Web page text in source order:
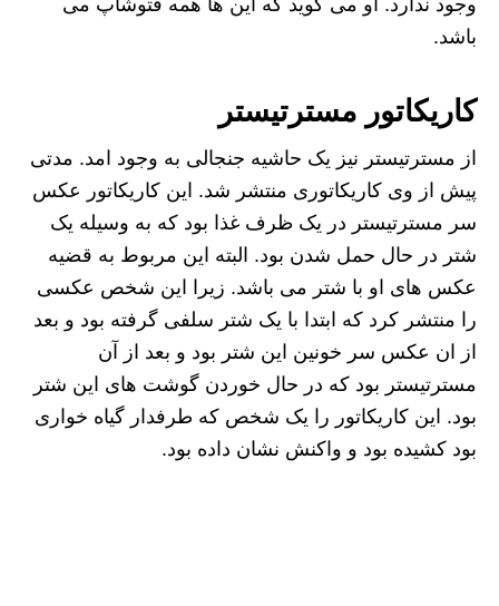
وجود ندارد. او می گوید که این ها همه فتوشاپ می
باشد.
کاریکاتور مسترتیستر
از مسترتیستر نیز یک حاشیه جنجالی به وجود امد. مدتی
پیش از وی کاریکاتوری منتشر شد. این کاریکاتور عکس
سر مسترتیستر در یک ظرف غذا بود که به وسیله یک
شتر در حال حمل شدن بود. البته این مربوط به قضیه
عکس های او با شتر می باشد. زیرا این شخص عکسی
را منتشر کرد که ابتدا با یک شتر سلفی گرفته بود و بعد
از ان عکس سر خونین این شتر بود و بعد از آن
مسترتیستر بود که در حال خوردن گوشت های این شتر
بود. این کاریکاتور را یک شخص که طرفدار گیاه خواری
بود کشیده بود و واکنش نشان داده بود.